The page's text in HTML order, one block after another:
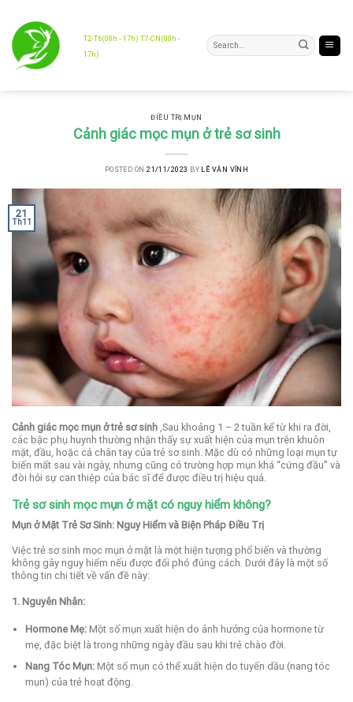
content
T2-T6(08h - 17h) T7-CN(08h -
17h)
ĐIỀU TRỊ MỤN
Cảnh giác mọc mụn ở trẻ sơ sinh
POSTED ON21/11/2023 BY LÊ VĂN VĨNH
21
Th11
Cảnh giác mọc mụn ở trẻ sơ sinh ,Sau khoảng 1 – 2 tuần kể từ khi ra đời,
các bậc phụ huynh thường nhận thấy sự xuất hiện của mụn trên khuôn
mặt, đầu, hoặc cả chân tay của trẻ sơ sinh. Mặc dù có những loại mụn tự
biến mất sau vài ngày, nhưng cũng có trường hợp mụn khá “cứng đầu” và
đòi hỏi sự can thiệp của bác sĩ để được điều trị hiệu quả.
Trẻ sơ sinh mọc mụn ở mặt có nguy hiểm không?
Mụn ở Mặt Trẻ Sơ Sinh: Nguy Hiểm và Biện Pháp Điều Trị
Việc trẻ sơ sinh mọc mụn ở mặt là một hiện tượng phổ biến và thường
không gây nguy hiểm nếu được đối phó đúng cách. Dưới đây là một số
thông tin chi tiết về vấn đề này:
1. Nguyên Nhân:
Hormone Mẹ:Một số mụn xuất hiện do ảnh hưởng của hormone từ
mẹ, đặc biệt là trong những ngày đầu sau khi trẻ chào đời.
Nang Tóc Mụn:Một số mụn có thể xuất hiện do tuyến dầu (nang tóc
mụn) của trẻ hoạt động.